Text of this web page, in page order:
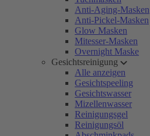
Anti-Aging-Masken
Anti-Pickel-Masken
Glow Masken
Mitesser-Masken
Overnight Maske
Gesichtsreinigung
Alle anzeigen
Gesichtspeeling
Gesichtswasser
Mizellenwasser
Reinigungsgel
Reinigungsöl